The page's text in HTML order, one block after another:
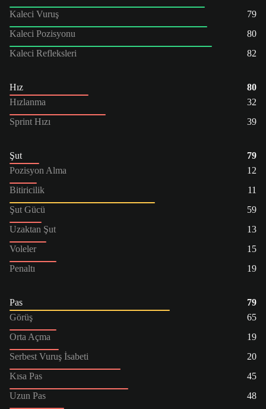
Kaleci Vuruş
79
Kaleci Pozisyonu
80
Kaleci Refleksleri
82
Hız
80
Hızlanma
32
Sprint Hızı
39
Şut
79
Pozisyon Alma
12
Bitiricilik
11
Şut Gücü
59
Uzaktan Şut
13
Voleler
15
Penaltı
19
Pas
79
Görüş
65
Orta Açma
19
Serbest Vuruş İsabeti
20
Kısa Pas
45
Uzun Pas
48